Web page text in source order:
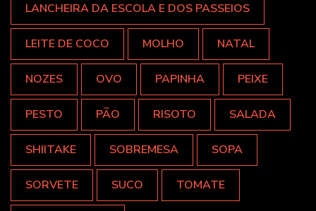
LANCHEIRA DA ESCOLA E DOS PASSEIOS
LEITE DE COCO MOLHO NATAL
NOZES OVO PAPINHA PEIXE
PESTO PÃO RISOTO SALADA
SHIITAKE SOBREMESA SOPA
SORVETE SUCO TOMATE